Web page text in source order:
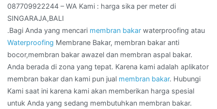
WA
Kami
:
harga
sika
per
meter
di
SINGARAJA,BALI
087709922244 – WA Kami : harga sika per meter di
SINGARAJA,BALI
.Bagi Anda yang mencari membran bakar waterproofing atau
Waterproofing Membrane Bakar, membran bakar anti
bocor,membran bakar awazel dan membran aspal bakar.
Anda berada di zona yang tepat. Karena kami adalah aplikator
membran bakar dan kami pun jual membran bakar. Hubungi
Kami saat ini karena kami akan memberikan harga spesial
untuk Anda yang sedang membutuhkan membran bakar.